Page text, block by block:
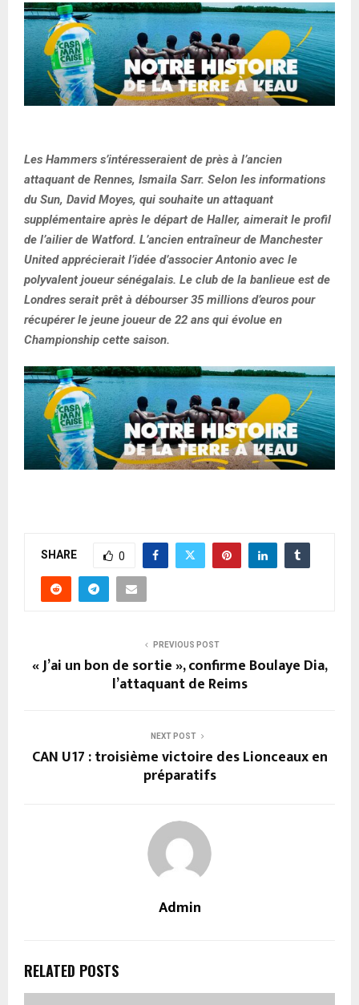
Les Hammers s’intéresseraient de près à l’ancien
attaquant de Rennes, Ismaila Sarr. Selon les informations
du Sun, David Moyes, qui souhaite un attaquant
supplémentaire après le départ de Haller, aimerait le profil
de l’ailier de Watford. L’ancien entraîneur de Manchester
United apprécierait l’idée d’associer Antonio avec le
polyvalent joueur sénégalais. Le club de la banlieue est de
Londres serait prêt à débourser 35 millions d’euros pour
récupérer le jeune joueur de 22 ans qui évolue en
Championship cette saison.
SHARE 0
PREVIOUS POST
« J’ai un bon de sortie », confirme Boulaye Dia,
l’attaquant de Reims
NEXT POST
CAN U17 : troisième victoire des Lionceaux en
préparatifs
Admin
RELATED POSTS